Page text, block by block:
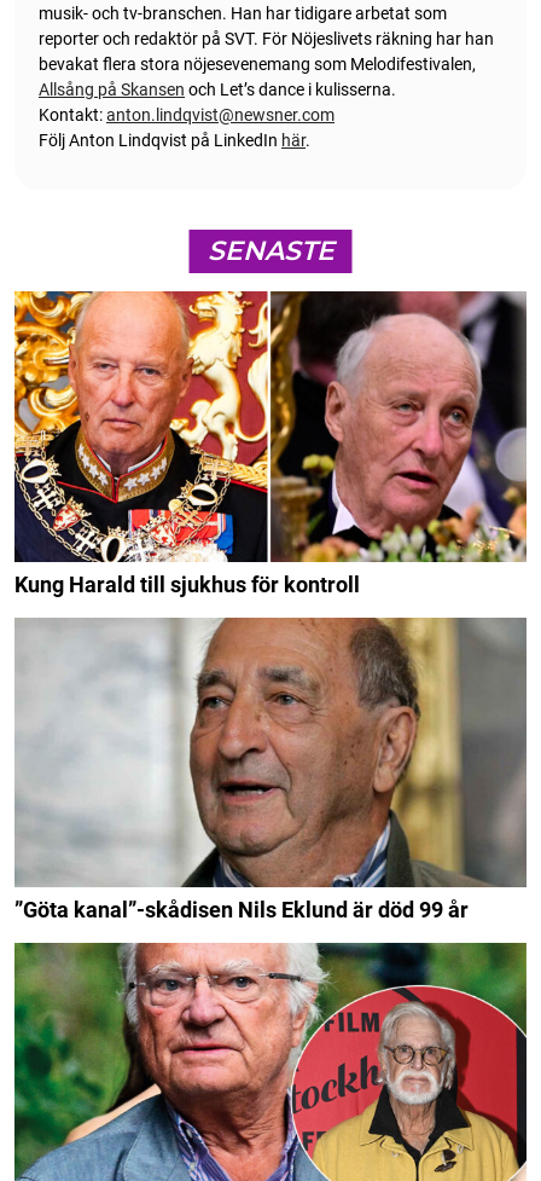
musik- och tv-branschen. Han har tidigare arbetat som
reporter och redaktör på SVT. För Nöjeslivets räkning har han
bevakat flera stora nöjesevenemang som Melodifestivalen,
Allsång på Skansen och Let’s dance i kulisserna.
Kontakt:anton.lindqvist@newsner.com
Följ Anton Lindqvist på LinkedIn här.
SENASTE
Kung Harald till sjukhus för kontroll
”Göta kanal”-skådisen Nils Eklund är död 99 år